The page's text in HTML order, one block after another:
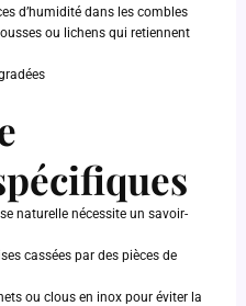
d’humidité dans les combles
ou lichens qui retiennent
naturelle nécessite un savoir-
cassées par des pièces de
ou clous en inox pour éviter la